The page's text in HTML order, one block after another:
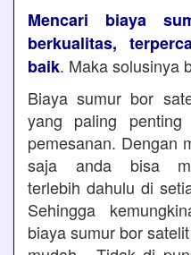
Mencari biaya
berkualitas,
baik. Maka solusinya
Biaya sumur bor
yang paling
pemesanan. Dengan
saja anda bisa
terlebih dahulu di
Sehingga
biaya sumur bor